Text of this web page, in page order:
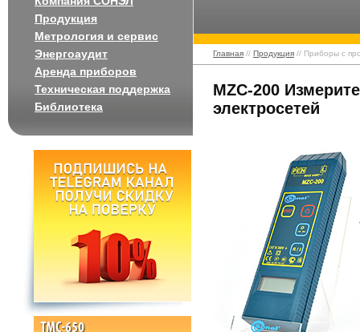
Продукция
Метрология и сервис
Энергоаудит
Аренда приборов
Техническая поддержка
Библиотека
Главная // Продукция // Приборы с
MZC-200
электросетей